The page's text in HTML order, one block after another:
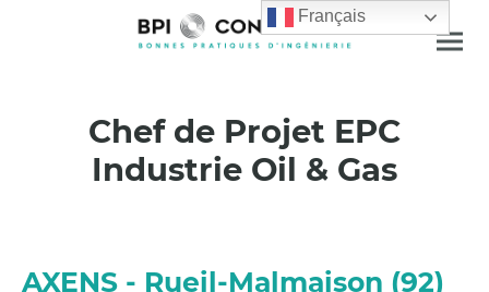
Chef de Projet EPC
Industrie Oil & Gas
AXENS - Rueil-Malmaison (92)
Français